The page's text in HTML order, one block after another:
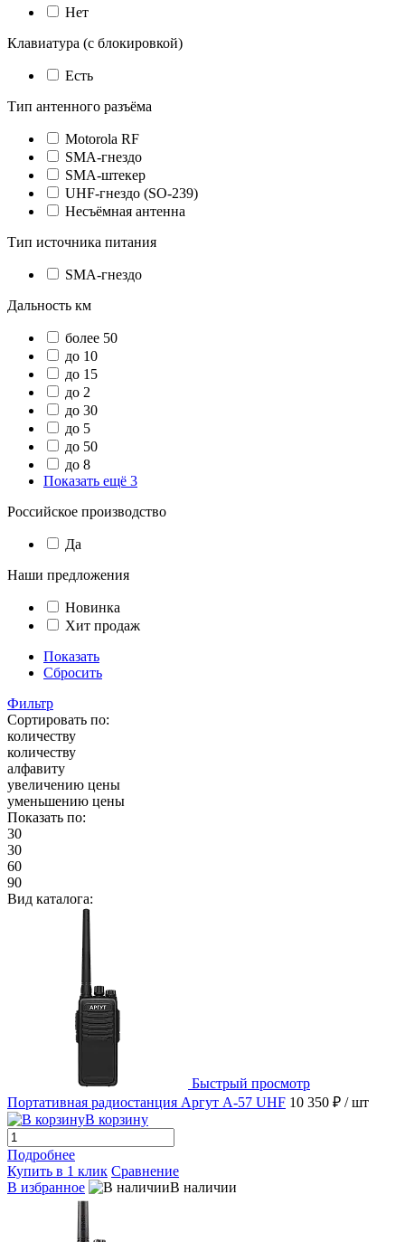
Нет
Клавиатура (с блокировкой)
Есть
Тип антенного разъёма
Motorola RF
SMA-гнездо
SMA-штекер
UHF-гнездо (SO-239)
Несъёмная антенна
Тип источника питания
SMA-гнездо
Дальность км
более 50
до 10
до 15
до 2
до 30
до 5
до 50
до 8
Показать ещё 3
Российское производство
Да
Наши предложения
Новинка
Хит продаж
Показать
Сбросить
Фильтр
Сортировать по:
количеству
количеству
алфавиту
увеличению цены
уменьшению цены
Показать по:
30
30
60
90
Вид каталога:
Быстрый просмотр
Портативная радиостанция Аргут А-57 UHF 10 350 ₽ / шт
В корзину
Подробнее
Купить в 1 клик Сравнение
В избранное
В наличии